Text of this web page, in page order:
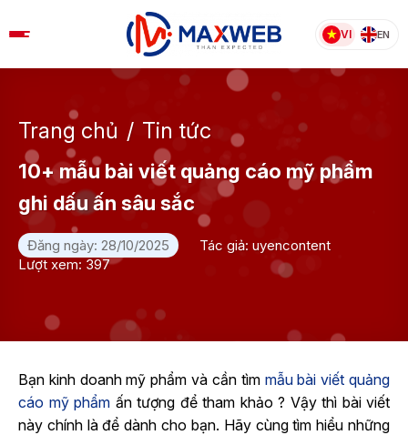
to
VI EN
Trang chủ / Tin tức
10+ mẫu bài viết quảng cáo mỹ phẩm​
ghi dấu ấn sâu sắc
Đăng ngày: 28/10/2025
Tác giả: uyencontent
Lượt xem: 397
Bạn kinh doanh mỹ phẩm và cần tìm mẫu bài viết quảng
cáo mỹ phẩm ấn tượng để tham khảo ? Vậy thì bài viết
này chính là để dành cho bạn. Hãy cùng tìm hiểu những